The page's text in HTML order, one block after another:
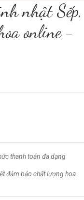
nhật Sếp,
online -
thanh toán đa dạng
đảm bảo chất lượng hoa